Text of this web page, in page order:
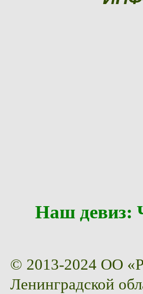
Наш
© 2013-2024 ОО
Ленинградской